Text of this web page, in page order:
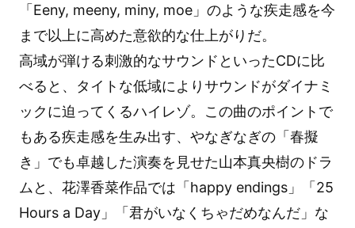
「Eeny, meeny, miny, moe」のような疾走感を今
まで以上に高めた意欲的な仕上がりだ。
高域が弾ける刺激的なサウンドといったCDに比
べると、タイトな低域によりサウンドがダイナミ
ックに迫ってくるハイレゾ。この曲のポイントで
もある疾走感を生み出す、やなぎなぎの「春擬
き」でも卓越した演奏を見せた山本真央樹のドラ
ムと、花澤香菜作品では「happy endings」「25
Hours a Day」「君がいなくちゃだめなんだ」な